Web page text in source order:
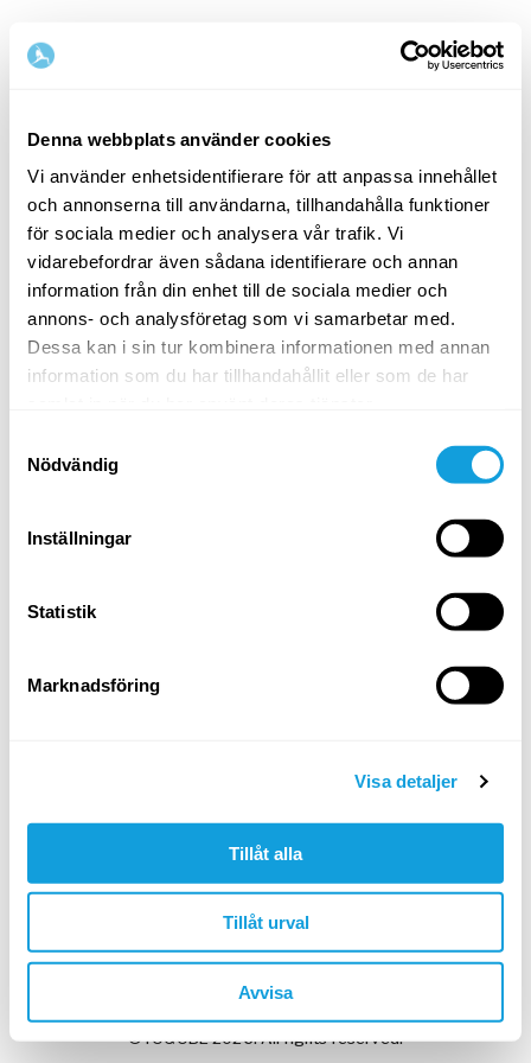
Denna webbplats använder cookies
Vi använder enhetsidentifierare för att anpassa innehållet
och annonserna till användarna, tillhandahålla funktioner
för sociala medier och analysera vår trafik. Vi
vidarebefordrar även sådana identifierare och annan
information från din enhet till de sociala medier och
annons- och analysföretag som vi samarbetar med.
Dessa kan i sin tur kombinera informationen med annan
information som du har tillhandahållit eller som de har
Nödvändig
Inställningar
Statistik
Marknadsföring
Visa detaljer
Tillåt alla
Tillåt urval
Avvisa
Svenska
Steg1/2
Börja med att fylla i namn och e-postadress
Förnamn Efternamn
E-postadress
Min arbetsgivare har givit mig en kod
Har du redan ett Yogobe-konto?
©YOGOBE 2026. All rights reserved.